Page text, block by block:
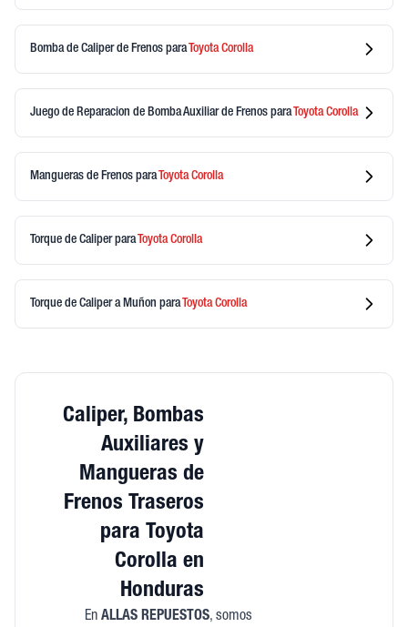
Bomba de Caliper de Frenos paraToyotaCorolla
Juego de Reparacion de Bomba Auxiliar de Frenos paraToyotaCorolla
Mangueras de Frenos paraToyotaCorolla
Torque de CaliperparaToyotaCorolla
Torque de Caliper a Muñon paraToyotaCorolla
Caliper, Bombas
Auxiliares y
Mangueras de
Frenos Traseros
para Toyota
Corolla en
Honduras
En ALLAS REPUESTOS, somos